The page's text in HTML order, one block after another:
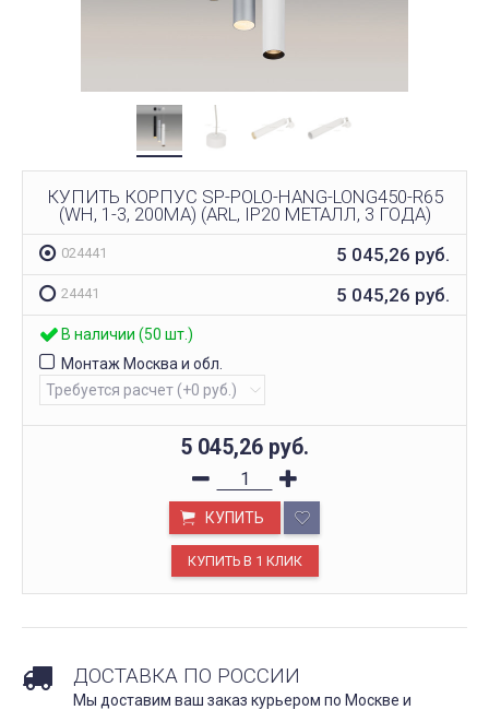
КУПИТЬ КОРПУС SP-POLO-HANG-LONG450-R65
(WH, 1-3, 200MA) (ARL, IP20 МЕТАЛЛ, 3 ГОДА)
024441 5 045,26 руб.
24441 5 045,26 руб.
В наличии (50 шт.)
Монтаж Москва и обл.
5 045,26 руб.
КУПИТЬ
ДОСТАВКА ПО РОССИИ
Мы доставим ваш заказ курьером по Москве и